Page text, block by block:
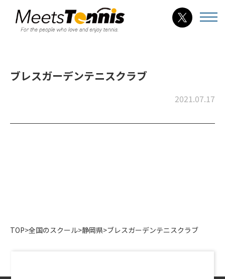
ブレスガーデンテニスクラブ
2021.07.17
TOP>全国のスクール>静岡県>ブレスガーデンテニスクラブ